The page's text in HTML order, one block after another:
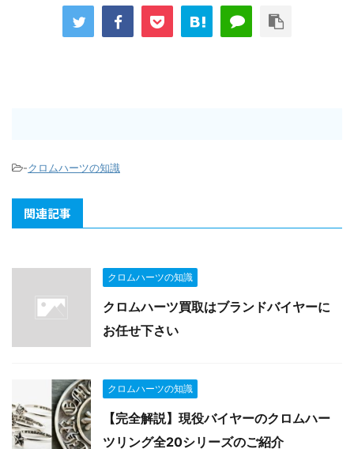
-クロムハーツの知識
関連記事
クロムハーツの知識
クロムハーツ買取はブランドバイヤーに
お任せ下さい
クロムハーツの知識
【完全解説】現役バイヤーのクロムハー
ツリング全20シリーズのご紹介